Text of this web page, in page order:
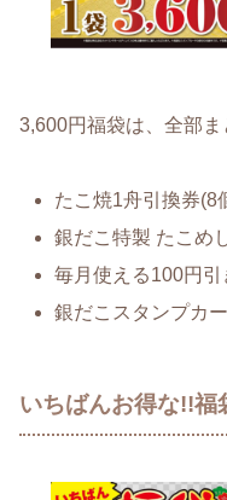
3,600円福袋は、全部ま
たこ焼1舟引換券(8
銀だこ特製 たこめ
毎月使える100円
銀だこスタンプカ
いちばんお得な!!福